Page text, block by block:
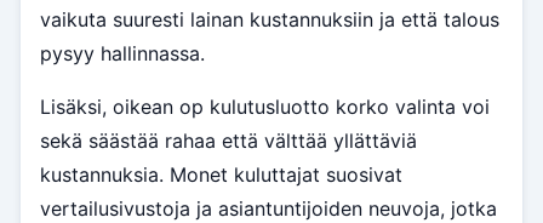
vaikuta suuresti lainan kustannuksiin ja että talous
pysyy hallinnassa.
Lisäksi, oikean op kulutusluotto korko valinta voi
sekä säästää rahaa että välttää yllättäviä
kustannuksia. Monet kuluttajat suosivat
vertailusivustoja ja asiantuntijoiden neuvoja, jotka